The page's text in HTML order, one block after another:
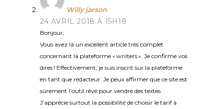
Willy jarson
24 AVRIL 2018 À 15H18
Bonjour,
Vous avez là un excellent article très complet
concernant la plateforme « wriiters ». Je confirme vos
dires ! Effectivement, je suis inscrit sur la plateforme
en tant que rédacteur. Je peux affirmer que ce site est
sûrement l’outil rêvé pour vendre des textes.
J’apprécie surtout la possibilité de choisir le tarif à